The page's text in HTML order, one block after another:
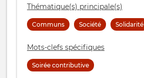
Thématique(s) principale(s)
Communs Société Solidarité
Mots-clefs spécifiques
Soirée contributive